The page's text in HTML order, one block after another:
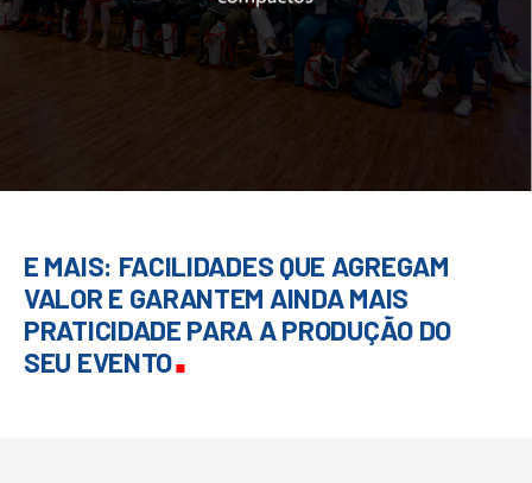
E MAIS: FACILIDADES QUE AGREGAM
VALOR E GARANTEM AINDA MAIS
PRATICIDADE PARA A PRODUÇÃO DO
SEU EVENTO.